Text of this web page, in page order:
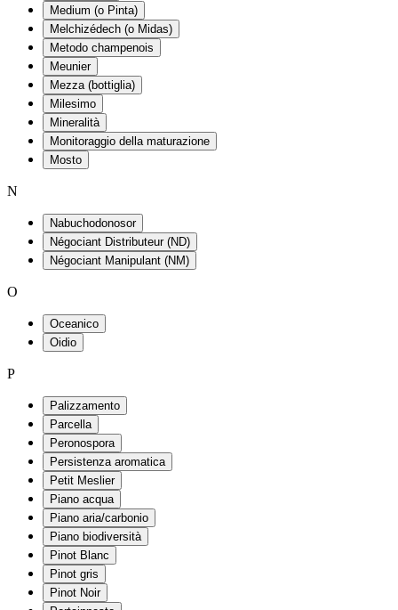
Medium (o Pinta)
Melchizédech (o Midas)
Metodo champenois
Meunier
Mezza (bottiglia)
Milesimo
Mineralità
Monitoraggio della maturazione
Mosto
N
Nabuchodonosor
Négociant Distributeur (ND)
Négociant Manipulant (NM)
O
Oceanico
Oidio
P
Palizzamento
Parcella
Peronospora
Persistenza aromatica
Petit Meslier
Piano acqua
Piano aria/carbonio
Piano biodiversità
Pinot Blanc
Pinot gris
Pinot Noir